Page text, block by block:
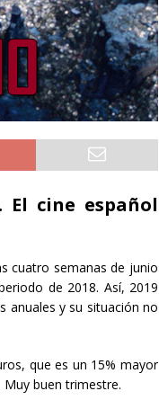
cine español
cuatro semanas de junio
de 2018. Así, 2019
anuales y su situación no
que es un 15% mayor
buen trimestre.